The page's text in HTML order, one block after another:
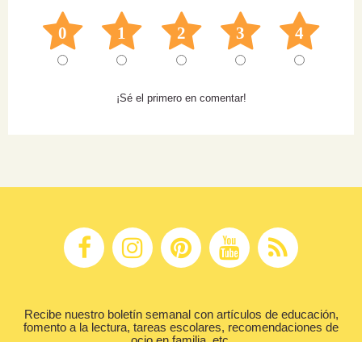
0 1 2 3 4
¡Sé el primero en comentar!
Recibe nuestro boletín semanal con artículos de educación,
fomento a la lectura, tareas escolares, recomendaciones de